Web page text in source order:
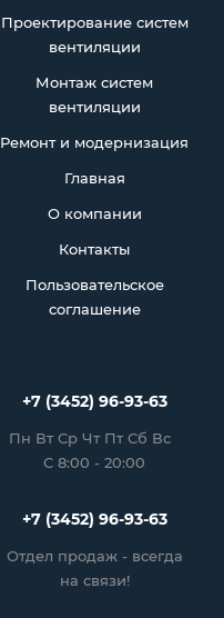
Проектирование систем
вентиляции
Монтаж систем
вентиляции
Ремонт и модернизация
Главная
О компании
Контакты
Пользовательское
соглашение
+7 (3452) 96-93-63
Пн Вт Ср Чт Пт Сб Вс
С 8:00 - 20:00
+7 (3452) 96-93-63
Отдел продаж - всегда
на связи!